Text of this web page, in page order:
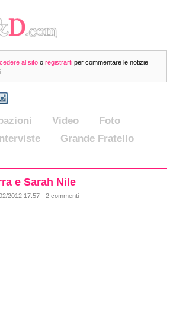
al sito o registrarti per commentare le notizie
Video
Foto
Grande Fratello
e Sarah Nile
2012 17:57 - 2 commenti